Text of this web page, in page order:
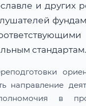
и других
стандартам.
направление
в